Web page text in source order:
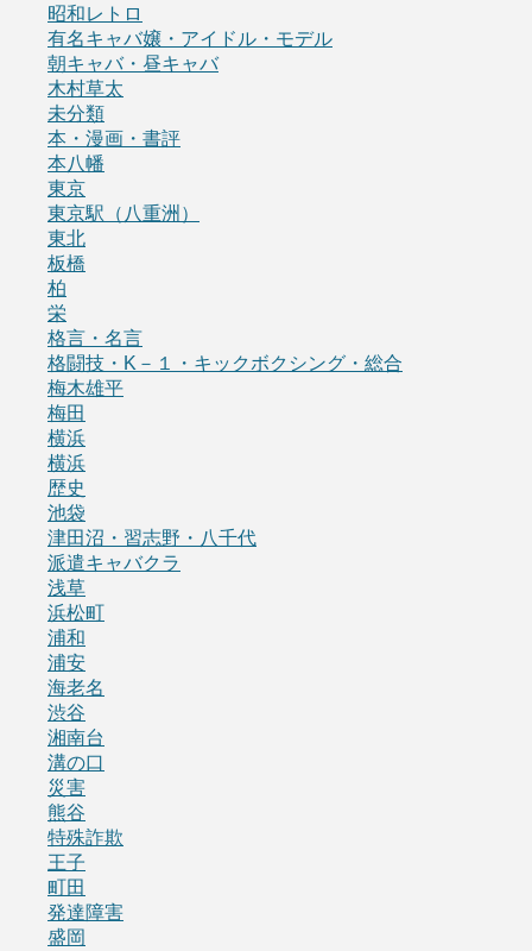
昭和レトロ
有名キャバ嬢・アイドル・モデル
朝キャバ・昼キャバ
木村草太
未分類
本・漫画・書評
本八幡
東京
東京駅（八重洲）
東北
板橋
柏
栄
格言・名言
格闘技・K－１・キックボクシング・総合
梅木雄平
梅田
横浜
横浜
歴史
池袋
津田沼・習志野・八千代
派遣キャバクラ
浅草
浜松町
浦和
浦安
海老名
渋谷
湘南台
溝の口
災害
熊谷
特殊詐欺
王子
町田
発達障害
盛岡